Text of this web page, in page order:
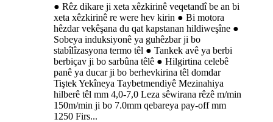
● Rêz dikare ji xeta xêzkirinê veqetandî be an bi
xeta xêzkirinê re were hev kirin ● Bi motora
hêzdar vekêşana du qat kapstanan hildiweşîne ●
Sobeya induksiyonê ya guhêzbar ji bo
stabîlîzasyona termo têl ● Tankek avê ya berbi
berbiçav ji bo sarbûna têlê ● Hilgirtina celebê
panê ya ducar ji bo berhevkirina têl domdar
Tiştek Yekîneya Taybetmendiyê Mezinahiya
hilberê têl mm 4,0-7,0 Leza sêwirana rêzê m/min
150m/min ji bo 7.0mm qebareya pay-off mm
1250 Firs...